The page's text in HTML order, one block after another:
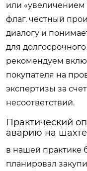
или «увеличением
флаг. честный
диалогу и
для
рекомендуем
покупателя на
экспертизы за
несоответствий.
Практический
аварию на шахте
в нашей практике
планировал